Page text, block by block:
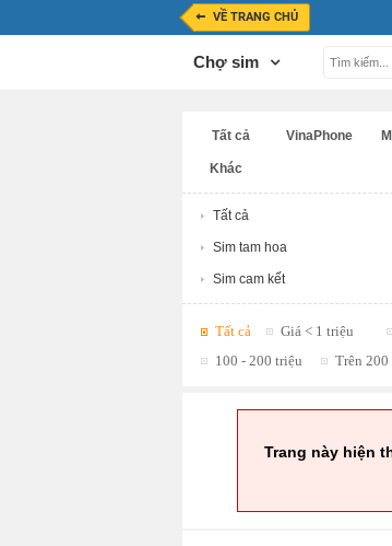
VỀ TRANG CHỦ
Chợ sim
Tất cả VinaPhone
Khác
Tất cả
Sim tam hoa
Sim cam kết
Tất cả Giá < 1 triệu
100 - 200 triệu
Trên 200
Trang này hiện